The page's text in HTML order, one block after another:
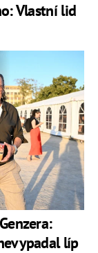
Vlastní lid
líp